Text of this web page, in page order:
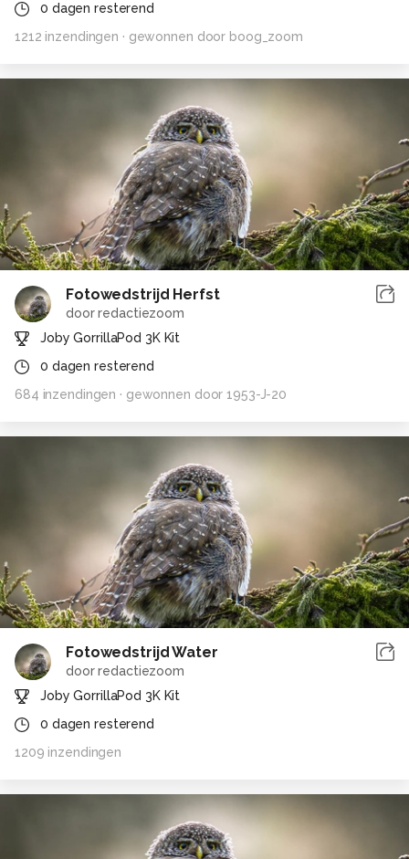
0 dagen resterend
1212 inzendingen · gewonnen door boog_zoom
Fotowedstrijd Herfst
doorredactiezoom
Joby GorrillaPod 3K Kit
0 dagen resterend
684 inzendingen · gewonnen door1953-J-20
Fotowedstrijd Water
doorredactiezoom
Joby GorrillaPod 3K Kit
0 dagen resterend
1209 inzendingen